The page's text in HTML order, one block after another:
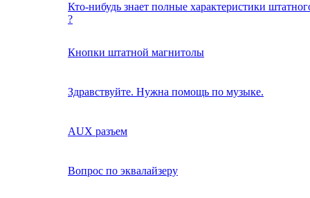
Кто-нибудь знает полные характеристики
?
Кнопки штатной магнитолы
Здравствуйте. Нужна помощь по музыке.
AUX разъем
Вопрос по эквалайзеру